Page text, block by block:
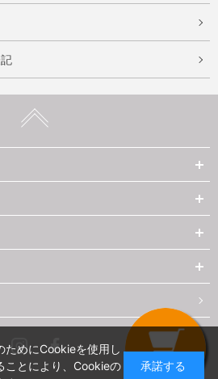
InstagramFacebook
ためにCookieを使用し
ことにより、Cookieの
承諾する